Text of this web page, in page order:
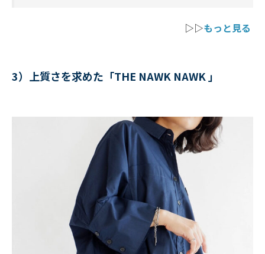
▷▷もっと見る
3）上質さを求めた「THE NAWK NAWK 」